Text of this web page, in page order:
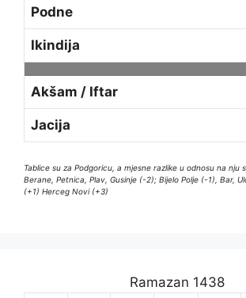
Podne
Ikindija
Akšam / Iftar
Jacija
Tablice su za Podgoricu, a mjesne razlike u odnosu na nju
Berane, Petnica, Plav, Gusinje (-2); Bijelo Polje (-1), Bar,
(+1) Herceg Novi (+3)
Ramazan 1438